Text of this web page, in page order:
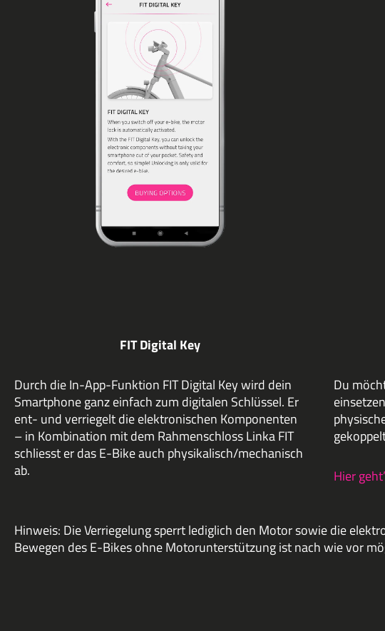
FIT Digital Key
Durch die In-App-Funktion FIT Digital Key wird dein
Smartphone ganz einfach zum digitalen Schlüssel. Er
ent- und verriegelt die elektronischen Komponenten
– in Kombination mit dem Rahmenschloss Linka FIT
schliesst er das E-Bike auch physikalisch/mechanisch
ab.
Du
Hier
Hinweis: Die Verriegelung sperrt lediglich den Motor sowie die
Bewegen des E-Bikes ohne Motorunterstützung ist nach wie vor